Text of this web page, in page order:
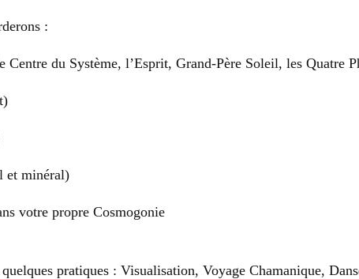
:
Centre du Système, l’Esprit, Grand-Père Soleil, les Quatre
et minéral)
votre propre Cosmogonie
pratiques : Visualisation, Voyage Chamanique,